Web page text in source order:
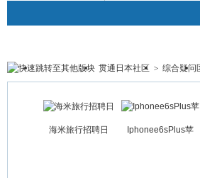
贯通日本 日本社区 论坛
贯通日本社区 > 综合疑问
海米旅行招聘日 Iphonee6sPlus苹